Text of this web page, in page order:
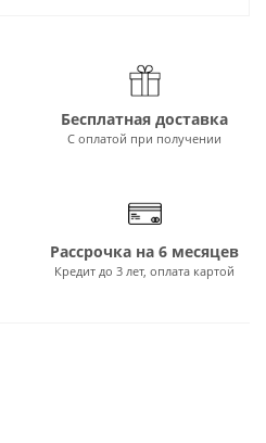
Бесплатная доставка
С оплатой при получении
Рассрочка на 6 месяцев
Кредит до 3 лет, оплата картой